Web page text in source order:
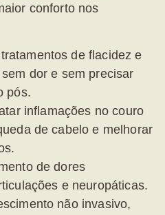
conforto nos
de flacidez e
dor e sem precisar
pós.
inflamações no couro
de cabelo e melhorar
de dores
e neuropáticas.
não invasivo,